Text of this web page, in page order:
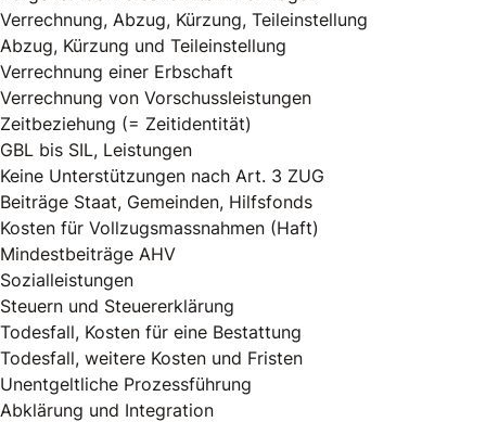
Verrechnung, Abzug, Kürzung, Teileinstellung
Abzug, Kürzung und Teileinstellung
Verrechnung einer Erbschaft
Verrechnung von Vorschussleistungen
Zeitbeziehung (= Zeitidentität)
GBL bis SIL, Leistungen
Keine Unterstützungen nach Art. 3 ZUG
Beiträge Staat, Gemeinden, Hilfsfonds
Kosten für Vollzugsmassnahmen (Haft)
Mindestbeiträge AHV
Sozialleistungen
Steuern und Steuererklärung
Todesfall, Kosten für eine Bestattung
Todesfall, weitere Kosten und Fristen
Unentgeltliche Prozessführung
Abklärung und Integration